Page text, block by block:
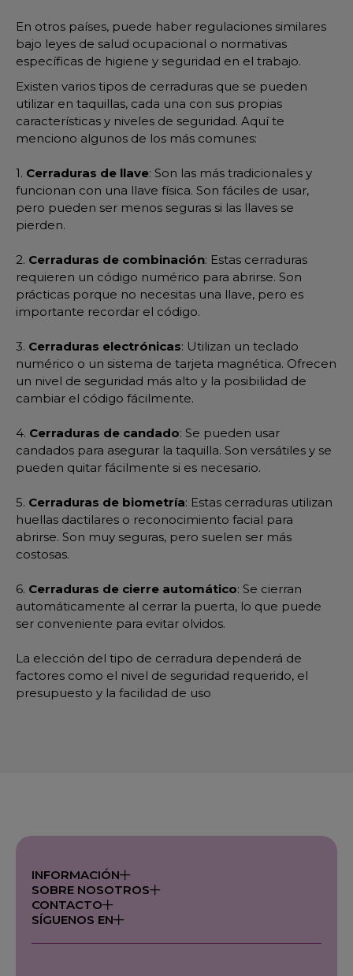
En otros países, puede haber regulaciones similares
bajo leyes de salud ocupacional o normativas
específicas de higiene y seguridad en el trabajo.
Existen varios tipos de cerraduras que se pueden
utilizar en taquillas, cada una con sus propias
características y niveles de seguridad. Aquí te
menciono algunos de los más comunes:
1. Cerraduras de llave: Son las más tradicionales y
funcionan con una llave física. Son fáciles de usar,
pero pueden ser menos seguras si las llaves se
pierden.
2. Cerraduras de combinación: Estas cerraduras
requieren un código numérico para abrirse. Son
prácticas porque no necesitas una llave, pero es
importante recordar el código.
3. Cerraduras electrónicas: Utilizan un teclado
numérico o un sistema de tarjeta magnética. Ofrecen
un nivel de seguridad más alto y la posibilidad de
cambiar el código fácilmente.
4. Cerraduras de candado: Se pueden usar
candados para asegurar la taquilla. Son versátiles y se
pueden quitar fácilmente si es necesario.
5. Cerraduras de biometría: Estas cerraduras utilizan
huellas dactilares o reconocimiento facial para
abrirse. Son muy seguras, pero suelen ser más
costosas.
6. Cerraduras de cierre automático: Se cierran
automáticamente al cerrar la puerta, lo que puede
ser conveniente para evitar olvidos.
La elección del tipo de cerradura dependerá de
factores como el nivel de seguridad requerido, el
presupuesto y la facilidad de uso
INFORMACIÓN
SOBRE NOSOTROS
CONTACTO
SÍGUENOS EN